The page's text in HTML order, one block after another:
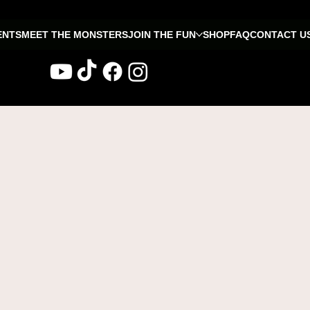
MEET THE MONSTERSJOIN THE FUN SHOPFAQCONTACT